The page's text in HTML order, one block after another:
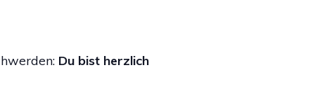
Du bist herzlich